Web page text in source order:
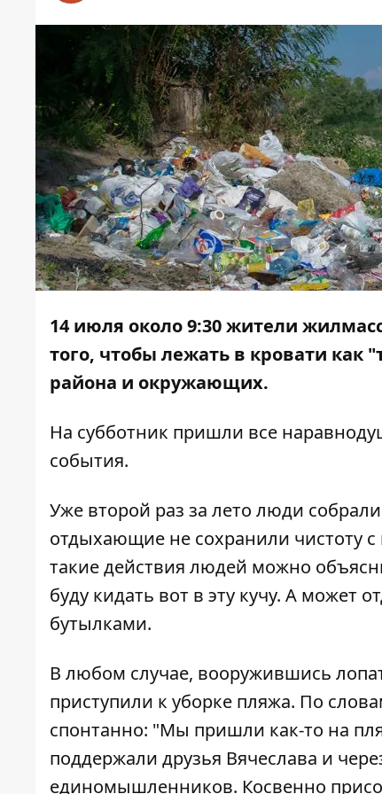
14 июля около 9:30 жители
того, чтобы лежать в кровати как
района и окружающих.
На субботник пришли все
события.
Уже второй раз за лето люди
отдыхающие не сохранили чистоту
такие действия людей можно
буду кидать вот в эту кучу. А может
бутылками.
В любом случае, вооружившись
приступили к уборке пляжа. По
спонтанно: "Мы пришли как-то на
поддержали друзья Вячеслава и
единомышленников. Косвенно